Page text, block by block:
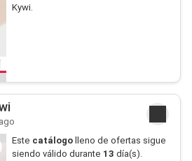
Kywi.
Este catálogo lleno de ofertas sigue
siendo válido durante 13 día(s).